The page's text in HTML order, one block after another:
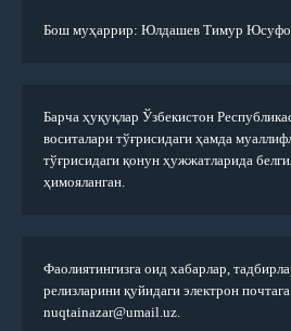
Бош муҳаррир: Юлдашев Тимур
Барча ҳуқуқлар Ўзбекистон
воситалари тўғрисидаги ҳамда
тўғрисидаги қонун ҳужжатларида
ҳимояланган.
Фаолиятингизга оид хабарлар,
релизларини қуйидаги электрон
nuqtainazar@umail.uz.